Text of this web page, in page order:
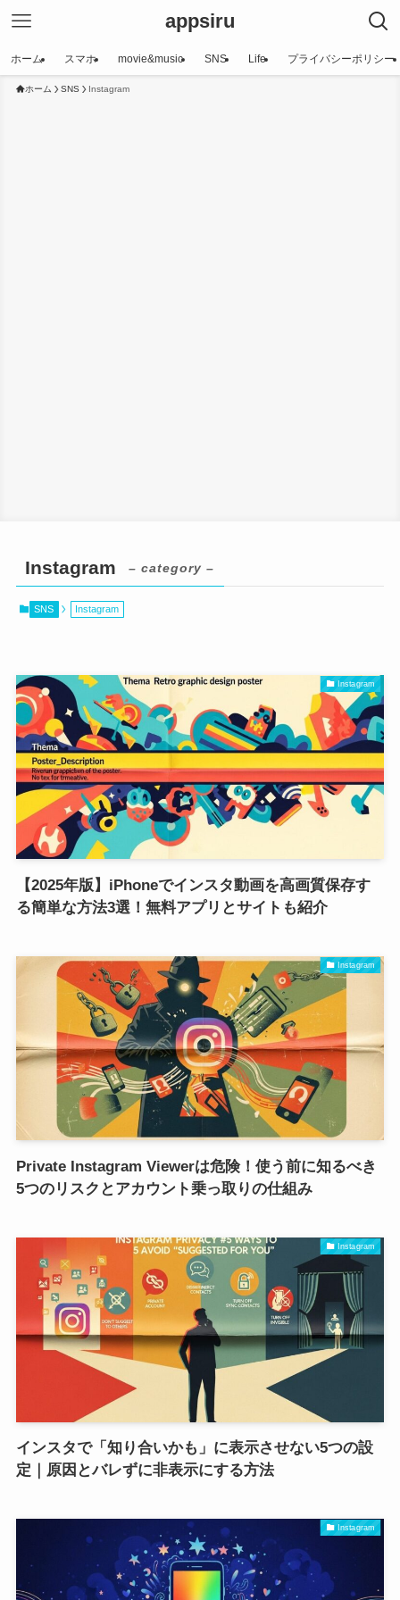
appsiru
ホーム スマホ movie&music SNS Life プライバシーポリシー
ホーム SNS Instagram
Instagram – category –
SNS Instagram
Instagram
【2025年版】iPhoneでインスタ動画を高画質保存す
る簡単な方法3選！無料アプリとサイトも紹介
Instagram
Private Instagram Viewerは危険！使う前に知るべき
5つのリスクとアカウント乗っ取りの仕組み
Instagram
インスタで「知り合いかも」に表示させない5つの設
定｜原因とバレずに非表示にする方法
Instagram